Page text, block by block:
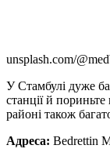
unsplash.com/
У Стамбулі дуже
станції й
районі також
Адреса: Bedrettin